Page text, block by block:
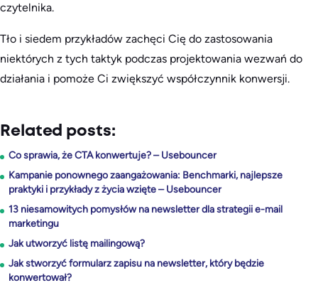
czytelnika.
Tło i siedem przykładów zachęci Cię do zastosowania
niektórych z tych taktyk podczas projektowania wezwań do
działania i pomoże Ci zwiększyć współczynnik konwersji.
Related posts:
Co sprawia, że CTA konwertuje? – Usebouncer
Kampanie ponownego zaangażowania: Benchmarki, najlepsze
praktyki i przykłady z życia wzięte – Usebouncer
13 niesamowitych pomysłów na newsletter dla strategii e-mail
marketingu
Jak utworzyć listę mailingową?
Jak stworzyć formularz zapisu na newsletter, który będzie
konwertował?